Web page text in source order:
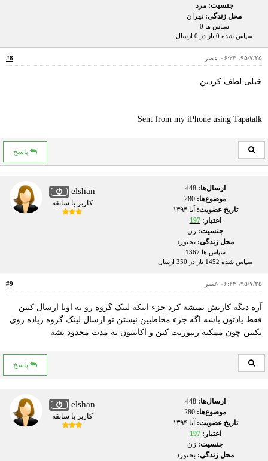
جنسیت: مرد
محل زندگی: تهران
سپاس ها 0
سپاس شده 0 بار در 0 ارسال
#8 ۹۵/۷/۲۵، ۰۶:۲۳ عصر
خیلی لطف کردین
Sent from my iPhone using Tapatalk
پاسخ
elshan
کاربر با سابقه
ارسال‌ها:448
موضوع‌ها:
تاریخ عضویت: آبا ۱۳۹۴
اعتبار:197
جنسیت: زن
محل زندگی: بحنورد
سپاس ها 1367
سپاس شده 1452 بار در 350 ارسال
#9 ۹۵/۷/۲۵، ۰۶:۲۴ عصر
آره دیگه کاریش نمیشه کرد جزء اینکه لینک گروه رو به اونا ارسال کنین
فقط یادتون باشه اگه جزء مخاطبین نیستن تو ارسال لینک گروه زیاده روی
نکنین چون ممکنه ریپورتت کنن و اکانتتون یه مدت محدود بشه
پاسخ
elshan
کاربر با سابقه
ارسال‌ها:448
موضوع‌ها:
تاریخ عضویت: آبا ۱۳۹۴
اعتبار:197
جنسیت: زن
محل زندگی: بحنورد